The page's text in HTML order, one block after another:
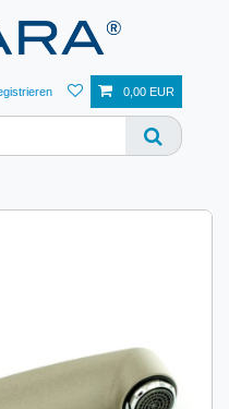
0,00 EUR